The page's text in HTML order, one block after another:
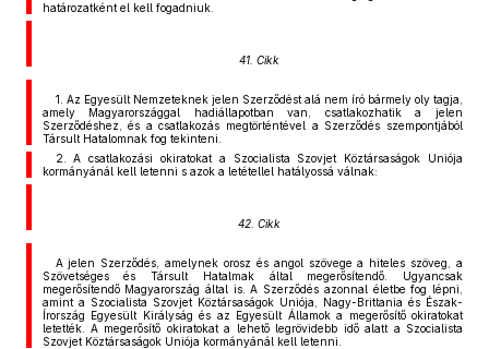
határozatként el kell fogadniuk.
41. Cikk
1. Az Egyesült Nemzeteknek jelen Szerződést alá nem író bármely oly tagja,
amely Magyarországgal hadiállapotban van, csatlakozhatik a jelen
Szerződéshez, és a csatlakozás megtörténtével a Szerződés szempontjából
Társult Hatalomnak fog tekinteni.
2. A csatlakozási okiratokat a Szocialista Szovjet Köztársaságok Uniója
kormányánál kell letenni s azok a letétellel hatályossá válnak:
42. Cikk
A jelen Szerződés, amelynek orosz és angol szövege a hiteles szöveg, a
Szövetséges és Társult Hatalmak által megerősítendő. Ugyancsak
megerősítendő Magyarország által is. A Szerződés azonnal életbe fog lépni,
amint a Szocialista Szovjet Köztársaságok Uniója, Nagy-Brittania és Észak-
Írország Egyesült Királyság és az Egyesült Államok a megerősítő okiratokat
letették. A megerősítő okiratokat a lehető legrövidebb idő alatt a Szocialista
Szovjet Köztársaságok Uniója kormányánál kell letenni.